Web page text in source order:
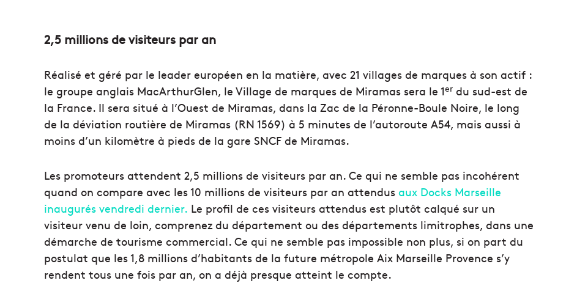
2,5 millions de visiteurs par an
Réalisé et géré par le leader européen en la matière, avec 21 villages de marques à son actif :
le groupe anglais MacArthurGlen, le Village de marques de Miramas sera le 1er du sud-est de
la France. Il sera situé à l’Ouest de Miramas, dans la Zac de la Péronne-Boule Noire, le long
de la déviation routière de Miramas (RN 1569) à 5 minutes de l’autoroute A54, mais aussi à
moins d’un kilomètre à pieds de la gare SNCF de Miramas.
Les promoteurs attendent 2,5 millions de visiteurs par an. Ce qui ne semble pas incohérent
quand on compare avec les 10 millions de visiteurs par an attendus aux Docks Marseille
inaugurés vendredi dernier. Le profil de ces visiteurs attendus est plutôt calqué sur un
visiteur venu de loin, comprenez du département ou des départements limitrophes, dans une
démarche de tourisme commercial. Ce qui ne semble pas impossible non plus, si on part du
postulat que les 1,8 millions d’habitants de la future métropole Aix Marseille Provence s’y
rendent tous une fois par an, on a déjà presque atteint le compte.